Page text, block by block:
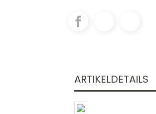
ARTIKELDETAILS